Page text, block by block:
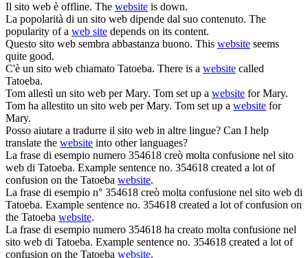
Il sito web è offline. The website is down.
La popolarità di un sito web dipende dal suo contenuto. The
popularity of a web site depends on its content.
Questo sito web sembra abbastanza buono. This website seems
quite good.
C'è un sito web chiamato Tatoeba. There is a website called
Tatoeba.
Tom allestì un sito web per Mary. Tom set up a website for Mary.
Tom ha allestito un sito web per Mary. Tom set up a website for
Mary.
Posso aiutare a tradurre il sito web in altre lingue? Can I help
translate the website into other languages?
La frase di esempio numero 354618 creò molta confusione nel sito
web di Tatoeba. Example sentence no. 354618 created a lot of
confusion on the Tatoeba website.
La frase di esempio n° 354618 creò molta confusione nel sito web di
Tatoeba. Example sentence no. 354618 created a lot of confusion on
the Tatoeba website.
La frase di esempio numero 354618 ha creato molta confusione nel
sito web di Tatoeba. Example sentence no. 354618 created a lot of
confusion on the Tatoeba website.